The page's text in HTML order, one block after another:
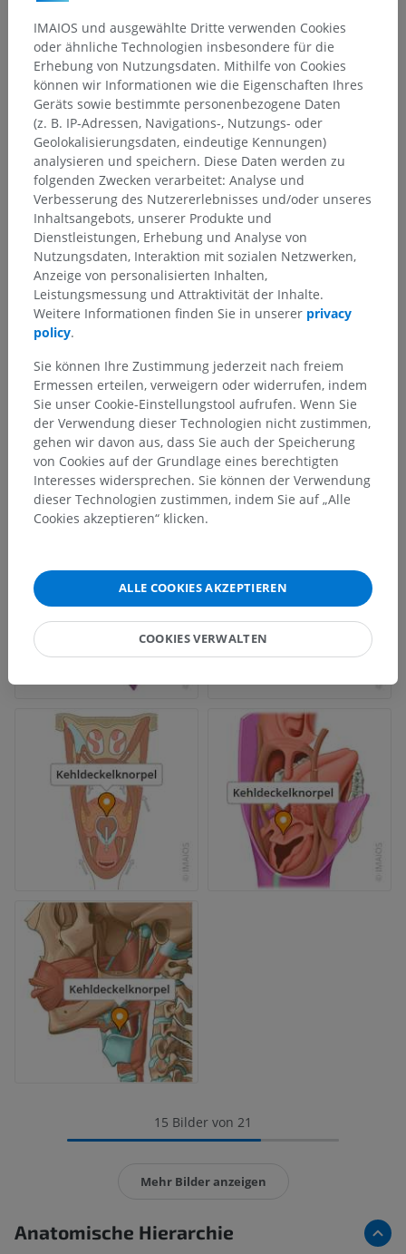
15 Bilder von 21
Mehr Bilder anzeigen
Anatomische Hierarchie
IMAIOS und ausgewählte Dritte verwenden Cookies
oder ähnliche Technologien insbesondere für die
Erhebung von Nutzungsdaten. Mithilfe von Cookies
können wir Informationen wie die Eigenschaften Ihres
Geräts sowie bestimmte personenbezogene Daten
(z. B. IP-Adressen, Navigations-, Nutzungs- oder
Geolokalisierungsdaten, eindeutige Kennungen)
analysieren und speichern. Diese Daten werden zu
folgenden Zwecken verarbeitet: Analyse und
Verbesserung des Nutzererlebnisses und/oder unseres
Inhaltsangebots, unserer Produkte und
Dienstleistungen, Erhebung und Analyse von
Nutzungsdaten, Interaktion mit sozialen Netzwerken,
Anzeige von personalisierten Inhalten,
Leistungsmessung und Attraktivität der Inhalte.
Weitere Informationen finden Sie in unserer privacy
policy.
Sie können Ihre Zustimmung jederzeit nach freiem
Ermessen erteilen, verweigern oder widerrufen, indem
Sie unser Cookie-Einstellungstool aufrufen. Wenn Sie
der Verwendung dieser Technologien nicht zustimmen,
gehen wir davon aus, dass Sie auch der Speicherung
von Cookies auf der Grundlage eines berechtigten
Interesses widersprechen. Sie können der Verwendung
dieser Technologien zustimmen, indem Sie auf „Alle
Cookies akzeptieren“ klicken.
ALLE COOKIES AKZEPTIEREN
COOKIES VERWALTEN